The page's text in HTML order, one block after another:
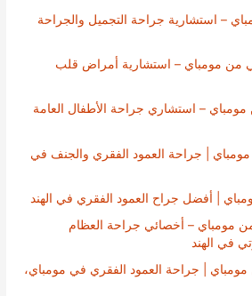
– استشارية جراحة التجميل والجراحة
من مومباي – استشارية أمراض قلب
مومباي – استشاري جراحة الأطفال العامة
مومباي | جراحة العمود الفقري والجنف في
| أفضل جراح العمود الفقري في الهند
مومباي – أخصائي جراحة العظام
في الهند
| جراحة العمود الفقري في مومباي،